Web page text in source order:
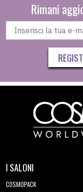
Rimani
I SALONI
COSMOPACK